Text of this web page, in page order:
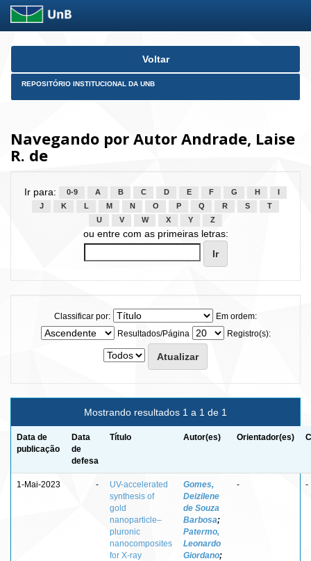
Skip
Voltar
REPOSITÓRIO INSTITUCIONAL DA UNB
Navegando por Autor Andrade, Laise
R. de
Ir para: 0-9 A B C D E F G H
J
K L M N O P Q R S
T
U
V W X Y Z
ou entre com as primeiras letras:
Classificar por:
Em ordem:
Resultados/Página
Registro(s):
Mostrando resultados 1 a 1 de 1
Data de
publicação
Data
de
defesa
Título Autor(es) Orientador(es)
1-Mai-2023 -
UV-accelerated
synthesis of
gold
nanoparticle–
pluronic
nanocomposites
for X-ray
Gomes,
Deizilene
de Souza
Barbosa;
Patermo,
Leonardo
Giordano;
- -